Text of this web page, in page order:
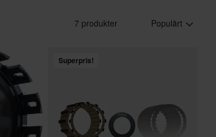
7 produkter Populärt
Superpris!